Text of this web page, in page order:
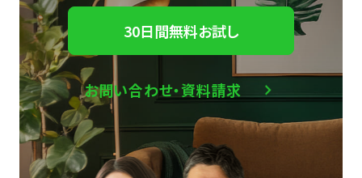
30日間無料お試し
お問い合わせ・資料請求